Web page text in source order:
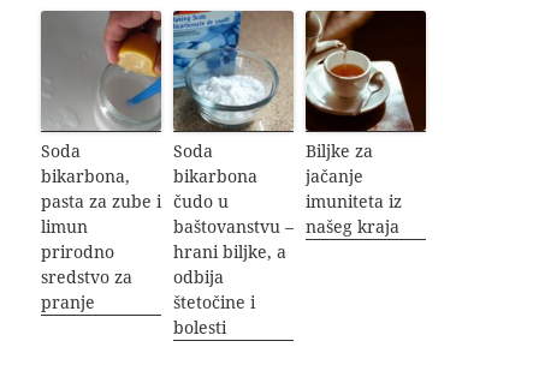
Soda
bikarbona,
pasta za zube i
limun
prirodno
sredstvo za
pranje
Soda
bikarbona
čudo u
baštovanstvu –
hrani biljke, a
odbija
štetočine i
bolesti
Biljke za
jačanje
imuniteta iz
našeg kraja